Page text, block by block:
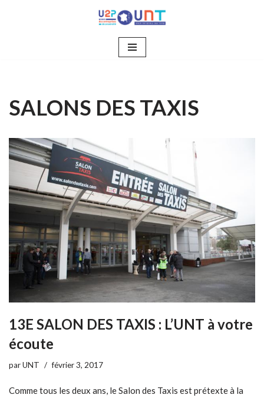
SALONS DES TAXIS
13E SALON DES TAXIS : L’UNT à votre
écoute
parUNT février 3, 2017
Comme tous les deux ans, le Salon des Taxis est prétexte à la